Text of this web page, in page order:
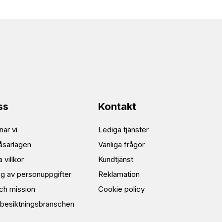
vi
villkor
av personuppgifter
mission
Kontakt
Lediga tjänster
Vanliga frågor
Kundtjänst
Reklamation
Cookie policy